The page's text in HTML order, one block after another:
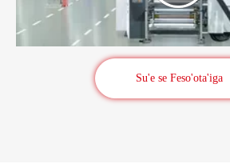
Su'e se Feso'ota'iga